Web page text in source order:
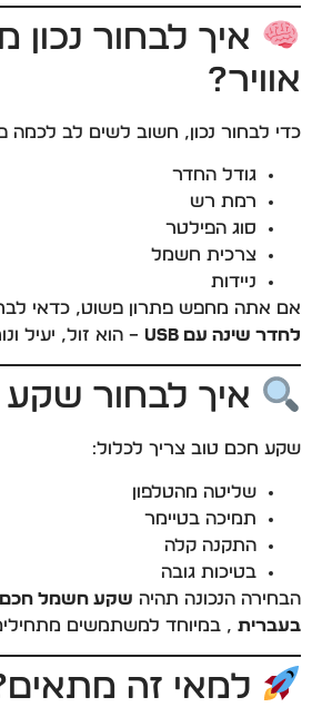
איך לבחור נכון
אוויר?
כדי לבחור נכון, חשוב לשים לב לכמה
גודל החדר
רמת רש
סוג הפילטר
צרכית חשמל
ניידות
אם אתה מחפש פתרון פשוט, כדאי
לחדר שינה עם USB
– הוא זול, יעיל
איך לבחור
שקע חכם טוב צריך לכלול:
שליטה מהטלפון
תמיכה בטיימר
התקנה קלה
בטיכות גובה
הבחירה הנכונה תהיה שקע חשמל חכם
בעברית , במיוחד למשתמשים
למאי זה